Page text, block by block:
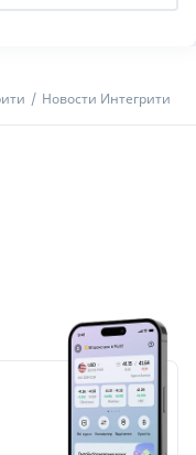
Новости Интегрити